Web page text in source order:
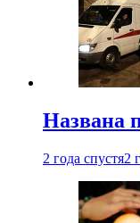
Названа
2 года спустя2